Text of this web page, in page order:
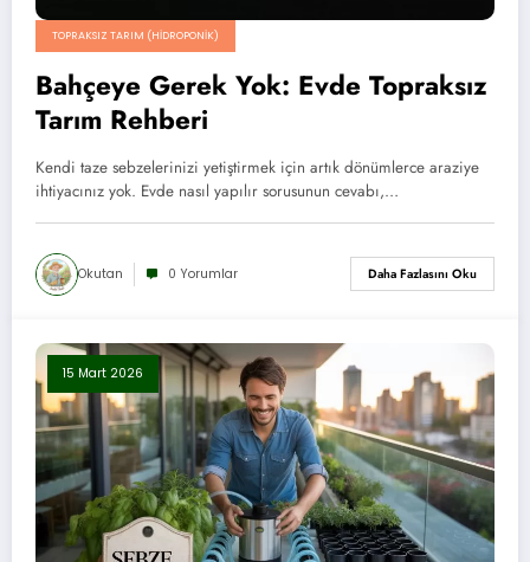
TOPRAKSIZ TARIM (HIDROPONIK)
Bahçeye Gerek Yok: Evde Topraksız
Tarım Rehberi
Kendi taze sebzelerinizi yetiştirmek için artık dönümlerce araziye
ihtiyacınız yok. Evde nasıl yapılır sorusunun cevabı,…
Okutan 0 Yorumlar Daha Fazlasını Oku
15 Mart 2026